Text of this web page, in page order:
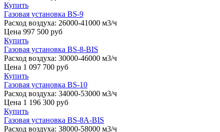
Купить
Газовая установка BS-9
Расход воздуха: 26000-41000 м3/ч
Цена 997 500 руб
Купить
Газовая установка BS-8-BIS
Расход воздуха: 30000-46000 м3/ч
Цена 1 097 700 руб
Купить
Газовая установка BS-10
Расход воздуха: 34000-53000 м3/ч
Цена 1 196 300 руб
Купить
Газовая установка BS-8A-BIS
Расход воздуха: 38000-58000 м3/ч